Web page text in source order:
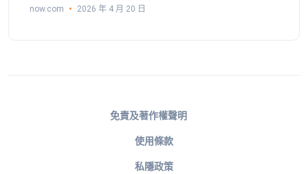
供求助資訊
now.com 2026 年 4 月 20 日
免責及著作權聲明
使用條款
私隱政策